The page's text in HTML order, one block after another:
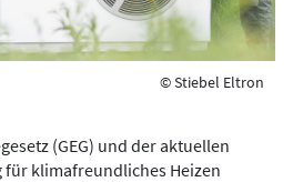
© Stiebel Eltron
(GEG) und der aktuellen
für klimafreundliches Heizen